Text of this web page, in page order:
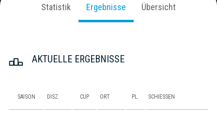
Statistik Ergebnisse Übersicht
AKTUELLE ERGEBNISSE
SAISON DISZ. CUP ORT PL. SCHIESSEN